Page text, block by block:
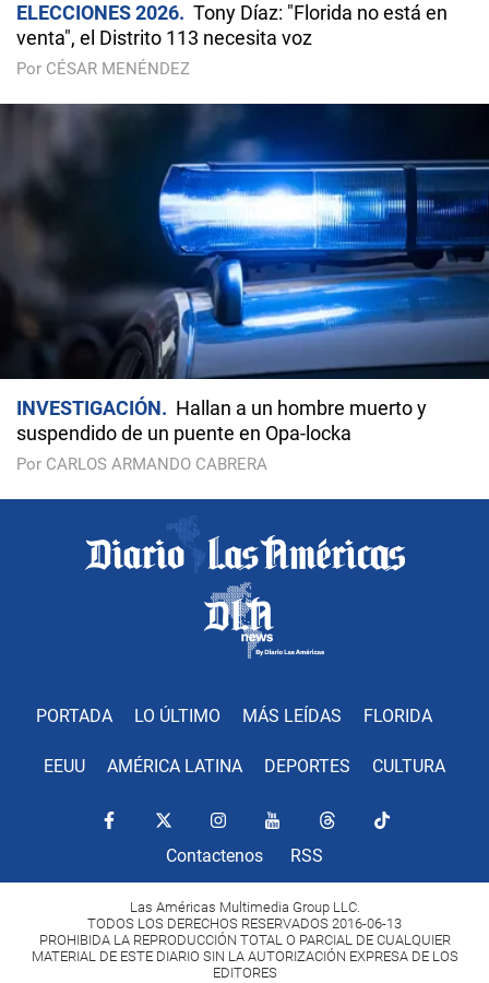
ELECCIONES 2026
Tony Díaz: "Florida no está en
venta", el Distrito 113 necesita voz
Por CÉSAR MENÉNDEZ
INVESTIGACIÓN
Hallan a un hombre muerto y
suspendido de un puente en Opa-locka
Por CARLOS ARMANDO CABRERA
PORTADA LO ÚLTIMO MÁS LEÍDAS FLORIDA
EEUU AMÉRICA LATINA DEPORTES CULTURA
Contactenos RSS
Las Américas Multimedia Group LLC.
TODOS LOS DERECHOS RESERVADOS 2016-06-13
PROHIBIDA LA REPRODUCCIÓN TOTAL O PARCIAL DE CUALQUIER
MATERIAL DE ESTE DIARIO SIN LA AUTORIZACIÓN EXPRESA DE LOS
EDITORES